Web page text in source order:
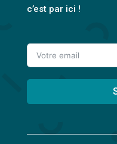
c’est par ici !
l